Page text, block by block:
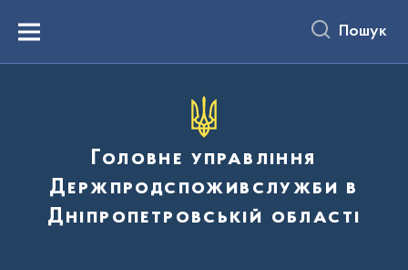
вмістуMenu Пошук
Головне управління
Держпродспоживслужби в
Дніпропетровській області